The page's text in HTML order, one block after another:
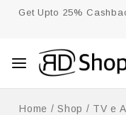
Get Upto 25%
Home / Shop / TV e